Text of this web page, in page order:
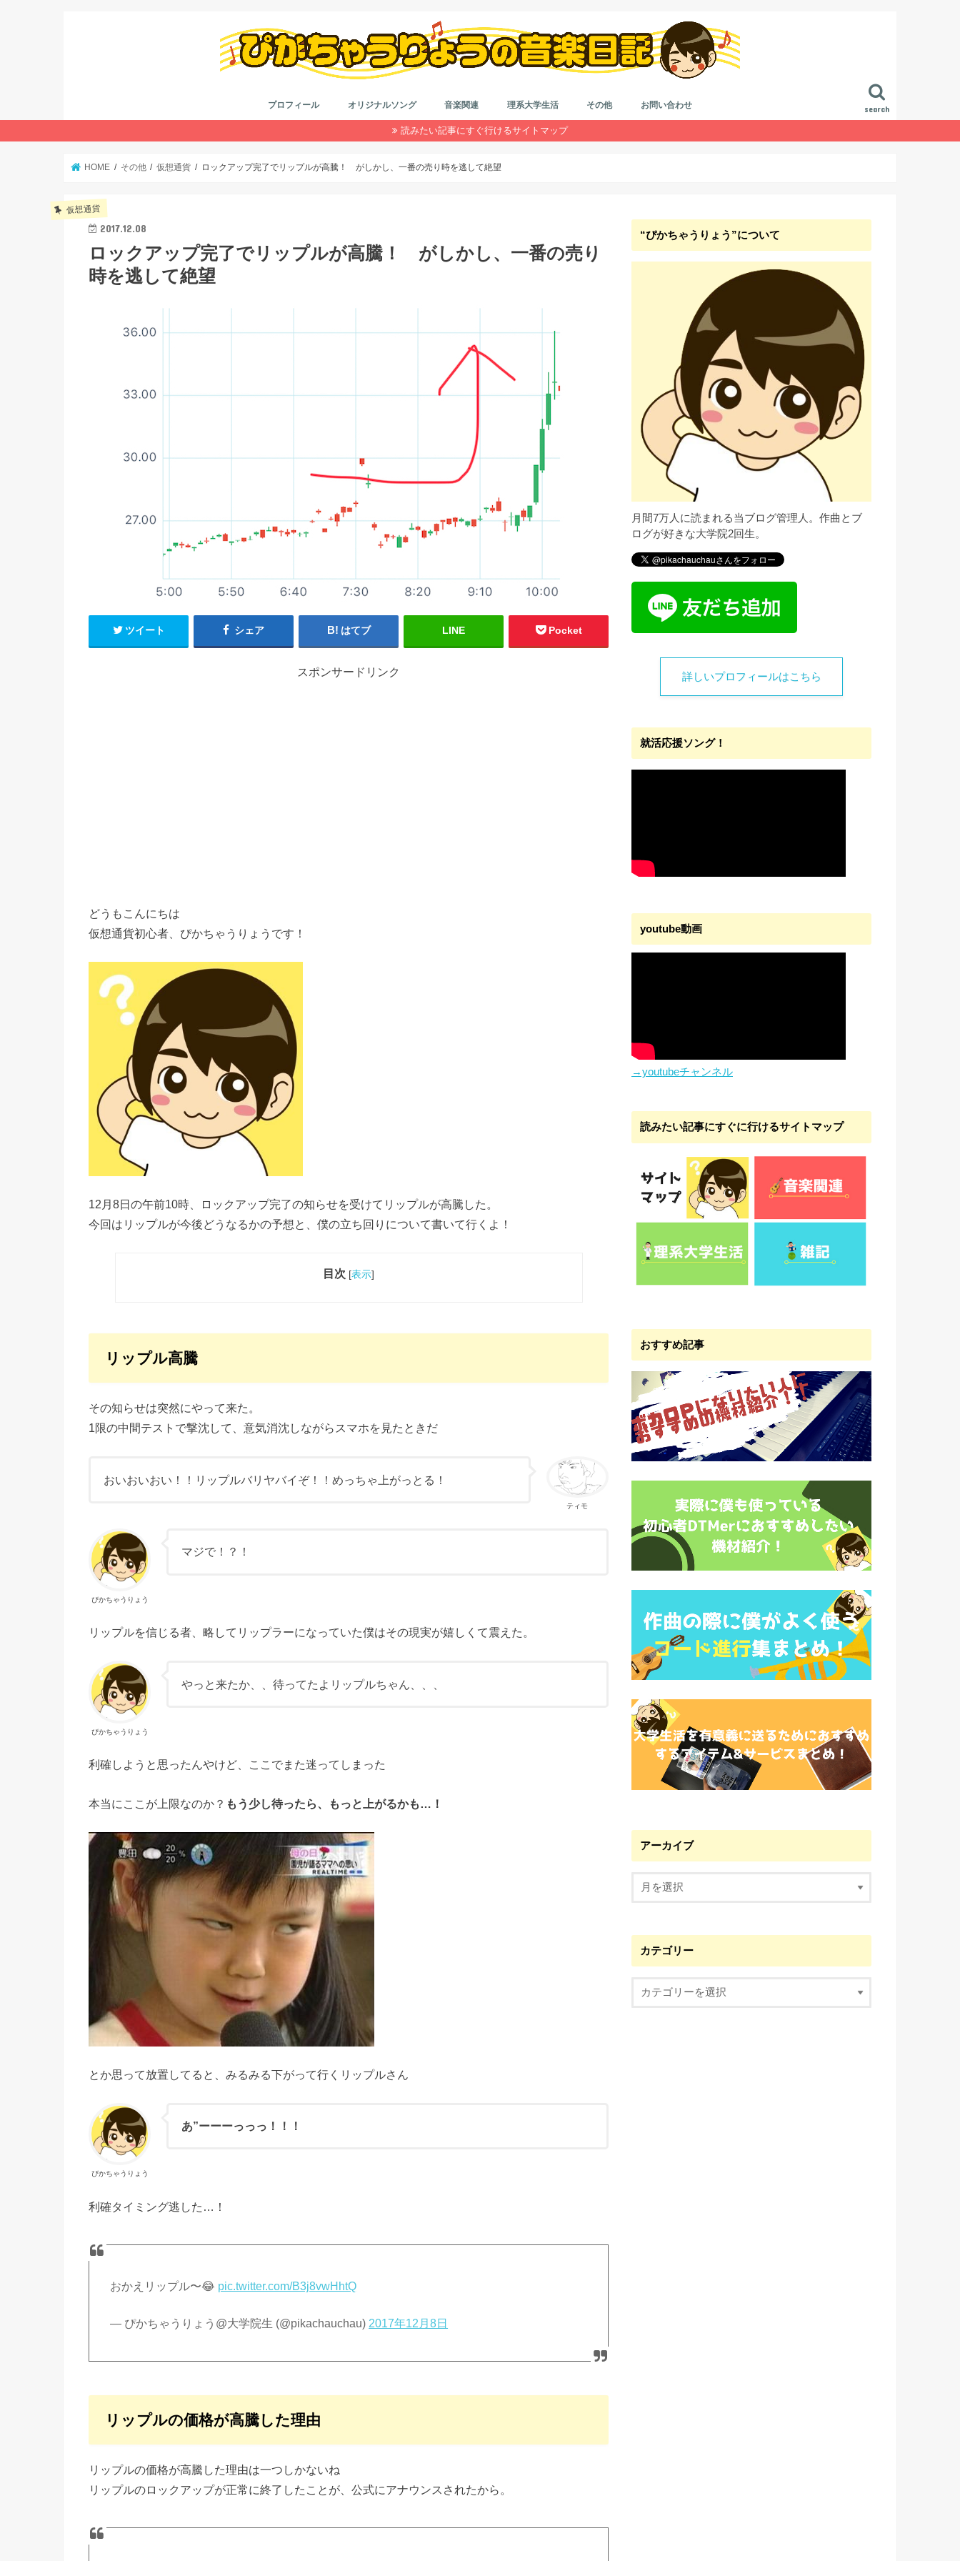
search
プロフィール オリジナルソング 音楽関連
作詞＆作曲
音楽系なんやかんや
カラオケ
はもり
理系大学生活
理系大学院生活
大学生活
インドネシア留学
就活
浪人生活
その他 お問い合わせ
読みたい記事にすぐ行けるサイトマップ
HOME その他 仮想通貨 ロックアップ完了でリップルが高騰！ がしかし、一番の売り時を逃して絶望
仮想通貨
2017.12.08
ロックアップ完了でリップルが高騰！ がしかし、一番の売り
時を逃して絶望
ツイート シェア はてブ LINE Pocket
スポンサードリンク
どうもこんにちは
仮想通貨初心者、ぴかちゃうりょうです！
12月8日の午前10時、ロックアップ完了の知らせを受けてリップルが高騰した。
今回はリップルが今後どうなるかの予想と、僕の立ち回りについて書いて行くよ！
目次 [表示]
リップル高騰
その知らせは突然にやって来た。
1限の中間テストで撃沈して、意気消沈しながらスマホを見たときだ
ティモ
おいおいおい！！リップルバリヤバイぞ！！めっちゃ上がっとる！
ぴかちゃうりょう
マジで！？！
リップルを信じる者、略してリップラーになっていた僕はその現実が嬉しくて震えた。
ぴかちゃうりょう
やっと来たか、、待ってたよリップルちゃん、、、
利確しようと思ったんやけど、ここでまた迷ってしまった
本当にここが上限なのか？ もう少し待ったら、もっと上がるかも…！
とか思って放置してると、みるみる下がって行くリップルさん
ぴかちゃうりょう
あ”ーーーっっっ！！！
利確タイミング逃した…！
おかえリップル〜😂 pic.twitter.com/B3j8vwHhtQ
— ぴかちゃうりょう@大学院生 (@pikachauchau) 2017年12月8日
リップルの価格が高騰した理由
リップルの価格が高騰した理由は一つしかないね
リップルのロックアップが正常に終了したことが、公式にアナウンスされたから。
“ぴかちゃうりょう”について
月間7万人に読まれる当ブログ管理人。作曲とブ
ログが好きな大学院2回生。
詳しいプロフィールはこちら
就活応援ソング！
youtube動画
→youtubeチャンネル
読みたい記事にすぐに行けるサイトマップ
おすすめ記事
アーカイブ
カテゴリー